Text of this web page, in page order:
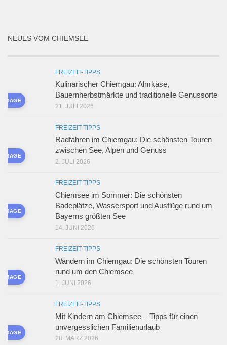
NEUES VOM CHIEMSEE
IMAGE
FREIZEIT-TIPPS
Kulinarischer Chiemgau: Almkäse,
Bauernherbstmärkte und traditionelle Genussorte
21. JULI 2026
IMAGE
FREIZEIT-TIPPS
Radfahren im Chiemgau: Die schönsten Touren
zwischen See, Alpen und Genuss
2. JULI 2026
IMAGE
FREIZEIT-TIPPS
Chiemsee im Sommer: Die schönsten
Badeplätze, Wassersport und Ausflüge rund um
Bayerns größten See
14. JUNI 2026
IMAGE
FREIZEIT-TIPPS
Wandern im Chiemgau: Die schönsten Touren
rund um den Chiemsee
1. JUNI 2026
IMAGE
FREIZEIT-TIPPS
Mit Kindern am Chiemsee – Tipps für einen
unvergesslichen Familienurlaub
28. MÄRZ 2026